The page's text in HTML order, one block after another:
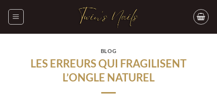
BLOG
LES ERREURS QUI FRAGILISENT
L’ONGLE NATUREL